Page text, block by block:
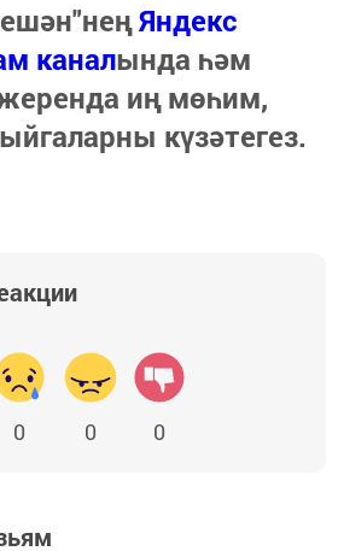
Яндекс
каналында һәм
иң мөһим,
күзәтегез.
0 0 0